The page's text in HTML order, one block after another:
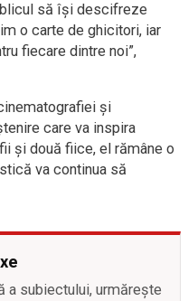
să își descifreze
o carte de ghicitori, iar
fiecare dintre noi”,
și
care va inspira
și două fiice, el rămâne o
va continua să
a subiectului, urmărește